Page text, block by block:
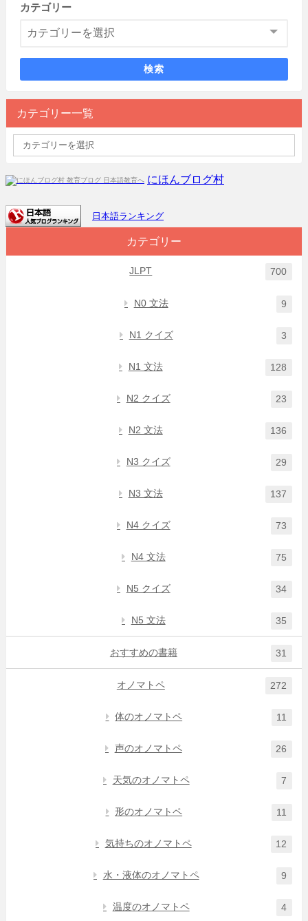
カテゴリー
検索
カテゴリー一覧
にほんブログ村
日本語ランキング
カテゴリー
JLPT 700
N0 文法 9
N1 クイズ 3
N1 文法 128
N2 クイズ 23
N2 文法 136
N3 クイズ 29
N3 文法 137
N4 クイズ 73
N4 文法 75
N5 クイズ 34
N5 文法 35
おすすめの書籍 31
オノマトペ 272
体のオノマトペ 11
声のオノマトペ 26
天気のオノマトペ 7
形のオノマトペ 11
気持ちのオノマトペ 12
水・液体のオノマトペ 9
温度のオノマトペ 4